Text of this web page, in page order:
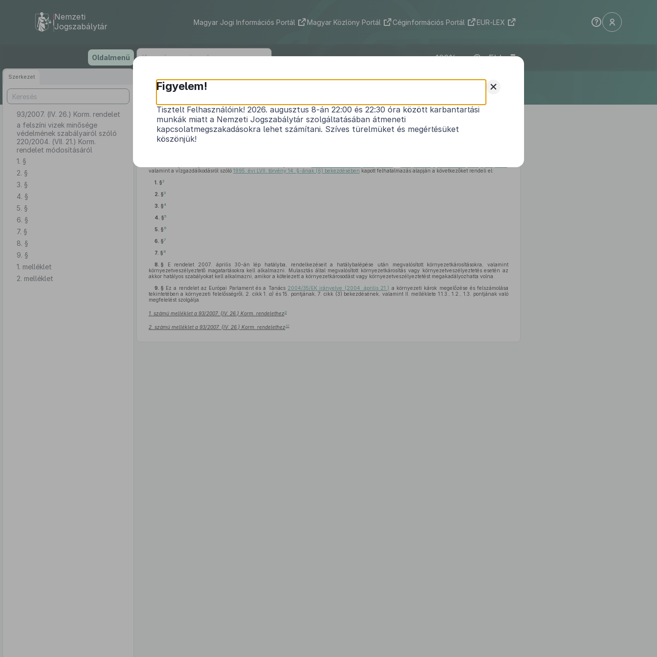
tartalomra
Nemzeti
Jogszabálytár
Magyar Jogi Információs Portál Magyar Közlöny Portál Céginformációs Portál EUR-LEX
Oldalmenü ELI
Szerkezet
93/2007. (IV. 26.) Korm. rendelet
a felszíni vizek minősége
védelmének szabályairól szóló
220/2004. (VII. 21.) Korm.
rendelet módosításáról
1. §
2. §
3. §
4. §
5. §
6. §
7. §
8. §
9. §
1. melléklet
2. melléklet
93/2007. (IV. 26.) Korm. rendelet
a felszíni vizek minősége védelmének szabályairól szóló220/2004. (VII. 21.) Korm.
rendeletmódosításáról1
valamint a vízgazdálkodásról szóló 1995. évi LVII. törvény 14. §-ának (6) bekezdésében kapott felhatalmazás alapján a következőket rendeli el:
1. §2
2. §3
3. §4
4. §5
5. § 6
6. §7
7. § 8
8. § E rendelet 2007. április 30-án lép hatályba, rendelkezéseit a hatálybalépése után megvalósított környezetkárosításokra, valamint
környezetveszélyeztető magatartásokra kell alkalmazni. Mulasztás által megvalósított környezetkárosítás vagy környezetveszélyeztetés esetén az
akkor hatályos szabályokat kell alkalmazni, amikor a kötelezett a környezetkárosodást vagy környezetveszélyeztetést megakadályozhatta volna.
9. § Ez a rendelet az Európai Parlament és a Tanács 2004/35/EK irányelve (2004. április 21.) a környezeti károk megelőzése és felszámolása
tekintetében a környezeti felelősségről, 2. cikk 1.a) és 15. pontjának, 7. cikk (3) bekezdésének, valamint II. melléklete 1.1.3., 1.2., 1.3. pontjának való
megfelelést szolgálja.
1. számú melléklet a 93/2007. (IV. 26.) Korm. rendelethez9
2. számú melléklet a 93/2007. (IV. 26.) Korm. rendelethez 10
+
Figyelem!
Tisztelt Felhasználóink! 2026. augusztus 8-án 22:00 és 22:30 óra között karbantartási
munkák miatt a Nemzeti Jogszabálytár szolgáltatásában átmeneti
kapcsolatmegszakadásokra lehet számítani. Szíves türelmüket és megértésüket
köszönjük!